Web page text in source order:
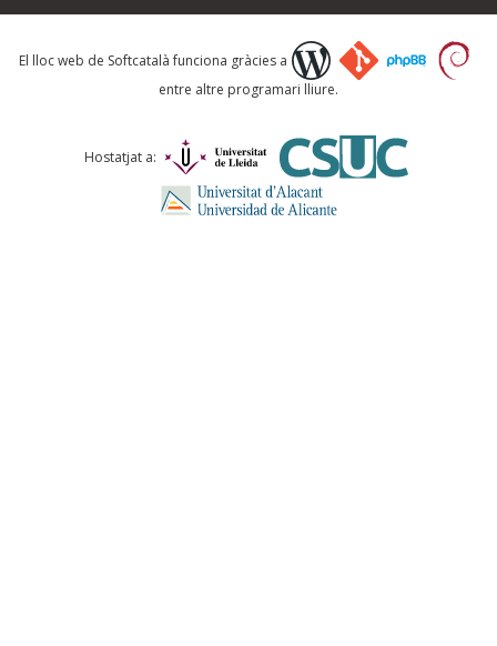
Què proposeu?
Comentari *
El lloc web de Softcatalà funciona gràcies a
entre altre programari lliure.
Hostatjat a: